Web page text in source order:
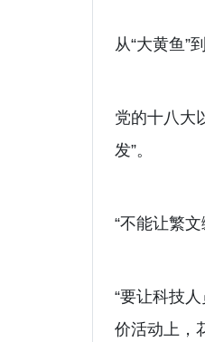
从“大黄鱼”
党的十八大
发”。
“不能让繁
“要让科技
价活动上，